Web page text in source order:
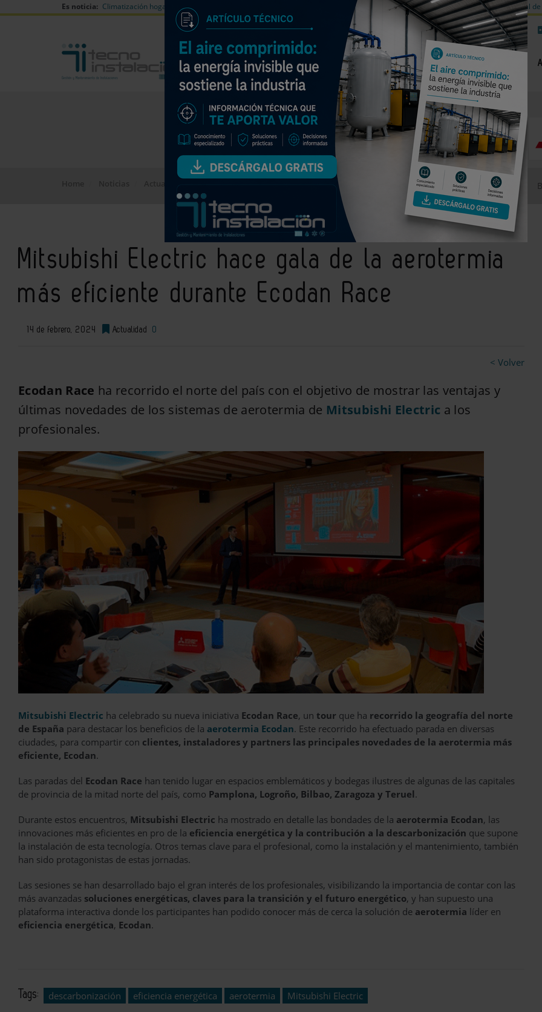
Es noticia: Climatización hogares verano Válvulas de equilibrado para sistemas calefacción Día mundial
NOTICIAS PRODUCTOS
EMPRESAS PREMIUM
Mitsubishi Electric hace gala de la aerotermia más eficiente durante Ecodan Race
Mitsubishi Electric hace gala de la aerotermia
más eficiente durante Ecodan Race
14 de febrero, 2024 Actualidad 0
< Volver
Ecodan Race ha recorrido el norte del país con el objetivo de mostrar las ventajas y
últimas novedades de los sistemas de aerotermia de Mitsubishi Electric a los
profesionales.
Mitsubishi Electric ha celebrado su nueva iniciativa Ecodan Race, un tour que ha recorrido la geografía del norte
de España para destacar los beneficios de la aerotermia Ecodan. Este recorrido ha efectuado parada en diversas
ciudades, para compartir con clientes, instaladores y partners las principales novedades de la aerotermia más
eficiente, Ecodan.
Las paradas del Ecodan Race han tenido lugar en espacios emblemáticos y bodegas ilustres de algunas de las capitales
de provincia de la mitad norte del país, como Pamplona, Logroño, Bilbao, Zaragoza y Teruel.
Durante estos encuentros, Mitsubishi Electric ha mostrado en detalle las bondades de la aerotermia Ecodan, las
innovaciones más eficientes en pro de la eficiencia energética y la contribución a la descarbonización que supone
la instalación de esta tecnología. Otros temas clave para el profesional, como la instalación y el mantenimiento, también
han sido protagonistas de estas jornadas.
Las sesiones se han desarrollado bajo el gran interés de los profesionales, visibilizando la importancia de contar con las
más avanzadas soluciones energéticas, claves para la transición y el futuro energético, y han supuesto una
plataforma interactiva donde los participantes han podido conocer más de cerca la solución de aerotermia líder en
eficiencia energética, Ecodan.
Tags: descarbonización eficiencia energética aerotermia Mitsubishi Electric